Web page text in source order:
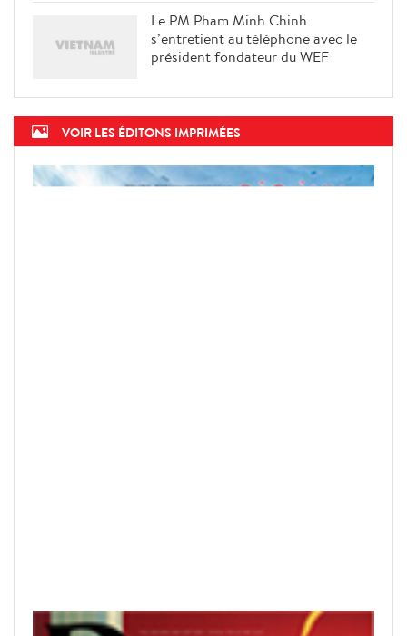
Le PM Pham Minh Chinh
s’entretient au téléphone avec le
VOIR LES ÉDITONS IMPRIMÉES